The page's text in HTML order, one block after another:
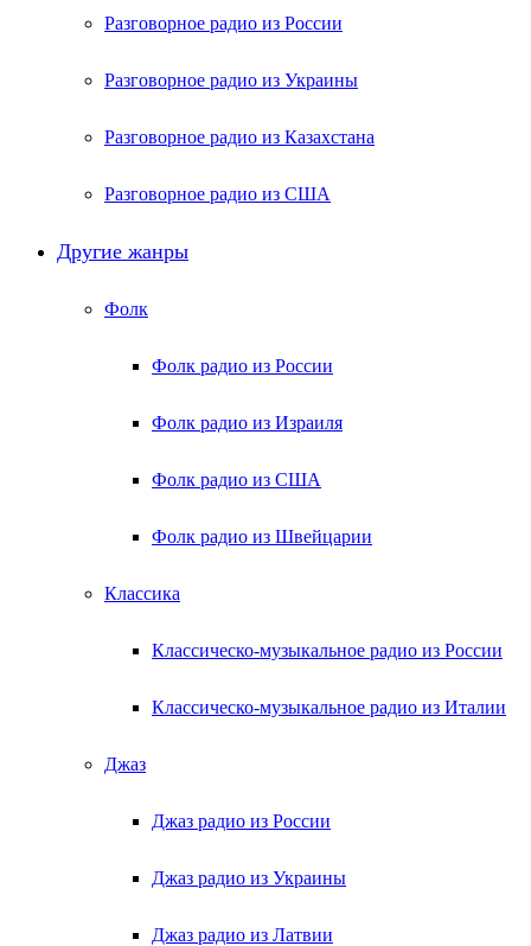
Разговорное радио из России
Разговорное радио из Украины
Разговорное радио из Казахстана
Разговорное радио из США
Другие жанры
Фолк
Фолк радио из России
Фолк радио из Израиля
Фолк радио из США
Фолк радио из Швейцарии
Классика
Классическо-музыкальное радио из России
Классическо-музыкальное радио из Италии
Джаз
Джаз радио из России
Джаз радио из Украины
Джаз радио из Латвии